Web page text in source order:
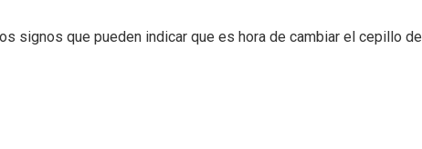
signos que pueden indicar que es hora de cambiar el cepillo de